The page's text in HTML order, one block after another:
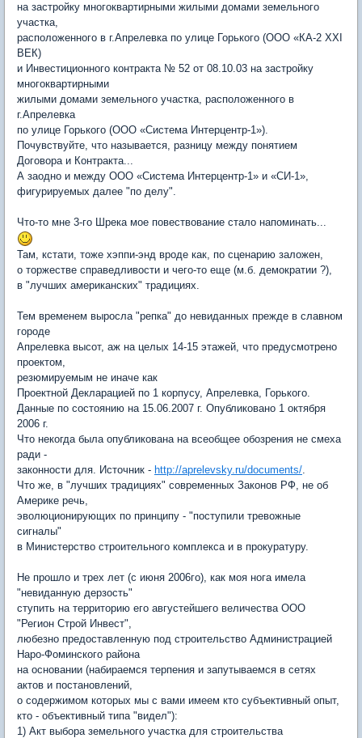
на застройку многоквартирными жилыми домами земельного
участка,
расположенного в г.Апрелевка по улице Горького (ООО «КА-2 XXI
ВЕК)
и Инвестиционного контракта № 52 от 08.10.03 на застройку
многоквартирными
жилыми домами земельного участка, расположенного в
г.Апрелевка
по улице Горького (ООО «Система Интерцентр-1»).
Почувствуйте, что называется, разницу между понятием
Договора и Контракта...
А заодно и между ООО «Система Интерцентр-1» и «СИ-1»,
фигурируемых далее "по делу".
Что-то мне 3-го Шрека мое повествование стало напоминать...
Там, кстати, тоже хэппи-энд вроде как, по сценарию заложен,
о торжестве справедливости и чего-то еще (м.б. демократии ?),
в "лучших американских" традициях.
Тем временем выросла "репка" до невиданных прежде в славном
городе
Апрелевка высот, аж на целых 14-15 этажей, что предусмотрено
проектом,
резюмируемым не иначе как
Проектной Декларацией по 1 корпусу, Апрелевка, Горького.
Данные по состоянию на 15.06.2007 г. Опубликовано 1 октября
2006 г.
Что некогда была опубликована на всеобщее обозрения не смеха
ради -
законности для. Источник - http://aprelevsky.ru/documents/
Что же, в "лучших традициях" современных Законов РФ, не об
Америке речь,
эволюционирующих по принципу - "поступили тревожные
сигналы"
в Министерство строительного комплекса и в прокуратуру.
Не прошло и трех лет (с июня 2006го), как моя нога имела
"невиданную дерзость"
ступить на территорию его августейшего величества ООО
"Регион Строй Инвест",
любезно предоставленную под строительство Администрацией
Наро-Фоминского района
на основании (набираемся терпения и запутываемся в сетях
актов и постановлений,
о содержимом которых мы с вами имеем кто субъективный опыт,
кто - объективный типа "видел"):
1) Акт выбора земельного участка для строительства